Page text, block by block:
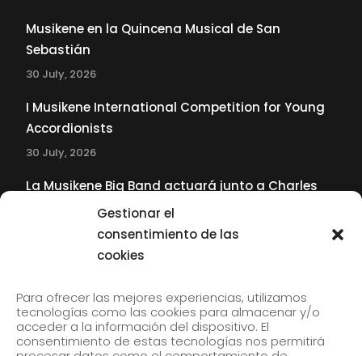
Gestionar el
consentimiento de las
cookies
Para ofrecer las mejores experiencias, utilizamos
tecnologías como las cookies para almacenar y/o
acceder a la información del dispositivo. El
consentimiento de estas tecnologías nos permitirá
Musikene en la Quincena Musical de San
Sebastián
30 July, 2026
I Musikene International Competition for Young
Accordionists
30 July, 2026
La Musikene Big Band actuará junto a Charles
Tolliver en el 61 Jazzaldia
Subscribe to our newsletter to receive our news by